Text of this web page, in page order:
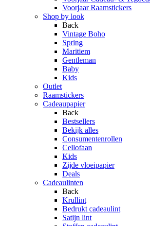
Voorjaar Raamstickers
Shop by look
Back
Vintage Boho
Spring
Maritiem
Gentleman
Baby
Kids
Outlet
Raamstickers
Cadeaupapier
Back
Bestsellers
Bekijk alles
Consumentenrollen
Cellofaan
Kids
Zijde vloeipapier
Deals
Cadeaulinten
Back
Krullint
Bedrukt cadeaulint
Satijn lint